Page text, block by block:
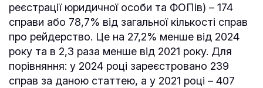
реєстрації юридичної особи та ФОПів) – 174
справи або 78,7% від загальної кількості справ
про рейдерство. Це на 27,2% менше від 2024
року та в 2,3 раза менше від 2021 року. Для
порівняння: у 2024 році зареєстровано 239
справ за даною статтею, а у 2021 році – 407